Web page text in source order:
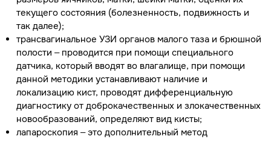
текущего состояния (болезненность, подвижность и
так далее);
трансвагинальное УЗИ органов малого таза и брюшной
полости – проводится при помощи специального
датчика, который вводят во влагалище, при помощи
данной методики устанавливают наличие и
локализацию кист, проводят дифференциальную
диагностику от доброкачественных и злокачественных
новообразований, определяют вид кисты;
лапароскопия – это дополнительный метод